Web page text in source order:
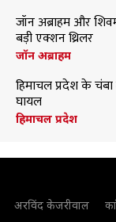
जॉन अब्राहम और
बड़ी एक्शन थ्रिलर
जॉन अब्राहम
हिमाचल प्रदेश के चंबा
घायल
हिमाचल प्रदेश
अरविंद केजरीवाल